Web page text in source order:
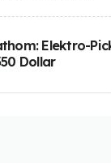
Elektro-
Dollar